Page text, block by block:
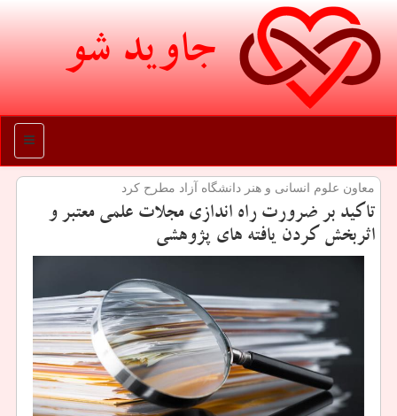
جاوید شو
منو
معاون علوم انسانی و هنر دانشگاه آزاد مطرح كرد
تاكید بر ضرورت راه اندازی مجلات علمی معتبر و
اثربخش كردن یافته های پژوهشی